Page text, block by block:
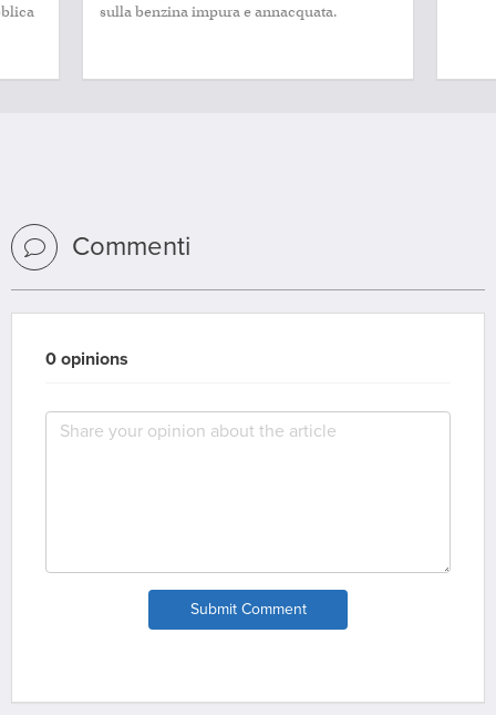
sulla benzina impura e annacquata.
Commenti
0 opinions
Submit Comment